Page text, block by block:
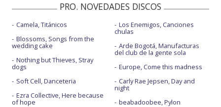
PRO. NOVEDADES DISCOS
Camela, Titánicos
Blossoms, Songs from the
wedding cake
Nothing but Thieves, Stray
dogs
Soft Cell, Danceteria
Ezra Collective, Here because
of hope
Los Enemigos, Canciones
chulas
Arde Bogotá, Manufacturas
del club de la gente sola
Europe, Come this madness
Carly Rae Jepsen, Day and
night
beabadoobee, Pylon